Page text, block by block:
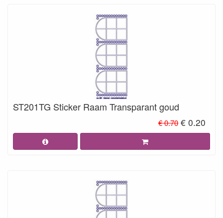
ST201TG Sticker Raam Transparant goud
€ 0.70 € 0.20